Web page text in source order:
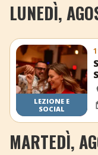
LUNEDÌ,
LEZIONE E
SOCIAL
MARTEDÌ,